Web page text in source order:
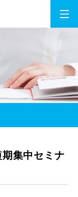
期集中セミナ